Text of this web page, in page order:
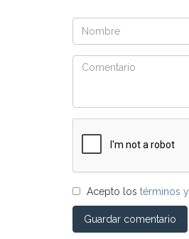
Acepto los términos
Guardar comentario